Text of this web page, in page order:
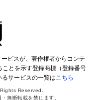
ビスが、著作権者からコンテ
とを示す登録商標（登録番号
サービスの一覧はこちら
Reserved.
無断転載を禁じます。